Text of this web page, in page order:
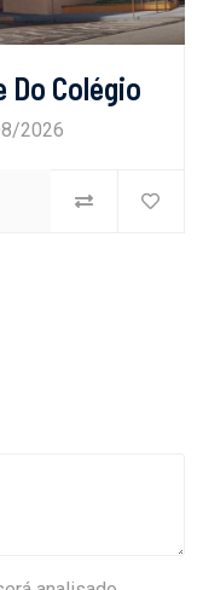
Do Colégio
2026